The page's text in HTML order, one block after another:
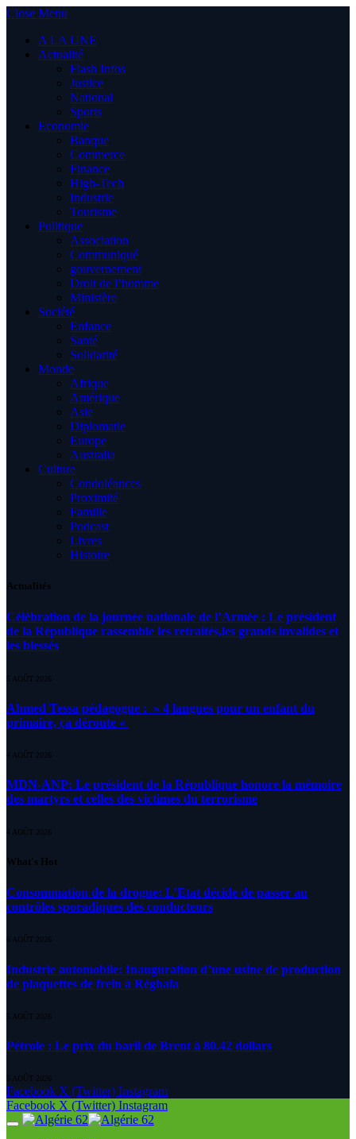
Close Menu
A LA UNE
Actualité
Flash Infos
Justice
National
Sports
Economie
Banque
Commerce
Finance
High-Tech
Industrie
Tourisme
Politique
Association
Communiqué
gouvernement
Droit de l’homme
Ministère
Société
Enfance
Santé
Solidarité
Monde
Afrique
Amérique
Asie
Diplomatie
Europe
Australia
Culture
Condoléances
Proximité
Famille
Podcast
Livres
Histoire
Actualités
Célébration de la journée nationale de l’Armée : Le président
de la République rassemble les retraités,les grands invalides et
les blessés
5 AOÛT 2026
Ahmed Tessa pédagogue : » 4 langues pour un enfant du
primaire, ça déroute «
4 AOÛT 2026
MDN-ANP: Le président de la République honore la mémoire
des martyrs et celles des victimes du terrorisme
4 AOÛT 2026
What's Hot
Consommation de la drogue: L’Etat décide de passer au
contrôles sporadiques des conducteurs
6 AOÛT 2026
Industrie automobile: Inauguration d’une usine de production
de plaquettes de frein à Réghaïa
5 AOÛT 2026
Pétrole : Le prix du baril de Brent à 80.42 dollars
5 AOÛT 2026
Facebook X (Twitter) Instagram
Facebook X (Twitter) Instagram